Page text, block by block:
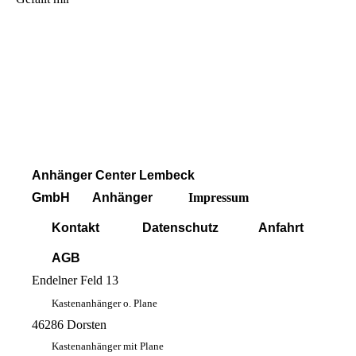
Anhänger Center Lembeck
GmbH
Anhänger Impressum
Kontakt Datenschutz Anfahrt
AGB
Endelner Feld 13
Kastenanhänger o. Plane
46286 Dorsten
Kastenanhänger mit Plane